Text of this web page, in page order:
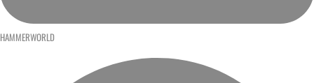
HAMMERWORLD